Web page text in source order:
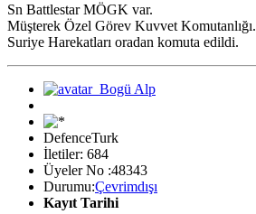
Sn Battlestar MÖGK var.
Müşterek Özel Görev Kuvvet Komutanlığı.
Suriye Harekatları oradan komuta edildi.
DefenceTurk
İletiler: 684
Üyeler No :48343
Durumu:Çevrimdışı
Kayıt Tarihi